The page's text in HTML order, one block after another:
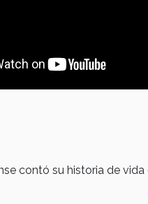
contó su historia de